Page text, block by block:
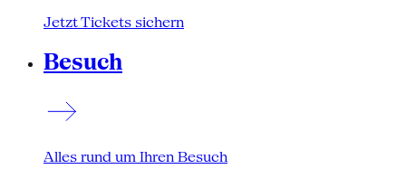
Jetzt Tickets sichern
Besuch
Alles rund um Ihren Besuch